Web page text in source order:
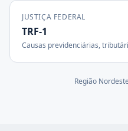
JUSTIÇA FEDERAL
TRF-1
Causas previdenciárias,
Região Nordeste